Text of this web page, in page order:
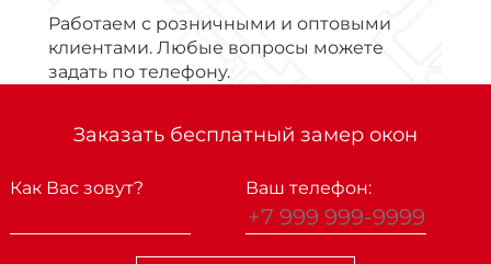
Работаем с розничными и оптовыми
клиентами. Любые вопросы можете
задать по телефону.
Заказать бесплатный замер окон
Как Вас зовут? Ваш телефон: